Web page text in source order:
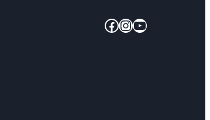
Facebook
Instagram
YouTube